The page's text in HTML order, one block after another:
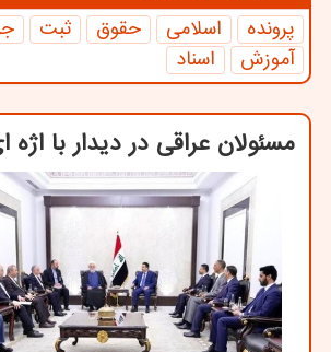
پرونده اسلامی حقوق ثبت
آموزش
اسناد
مسئولان عراقی در دیدار با